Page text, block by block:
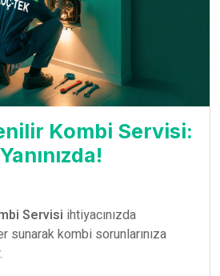
Kombi Servisi:
Servisi ihtiyacınızda
kombi sorunlarınıza